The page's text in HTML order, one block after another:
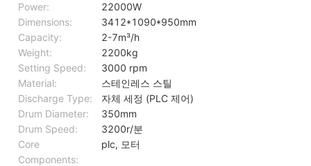
Power:
22000W
Dimensions:
3412*1090*950mm
Capacity:
2-7m³/h
Weight:
2200kg
Setting Speed:
3000 rpm
Material:
스테인레스 스틸
Discharge Type:
자체 세정 (PLC 제어)
Drum Diameter:
350mm
Drum Speed:
3200r/분
Core
Components:
plc, 모터